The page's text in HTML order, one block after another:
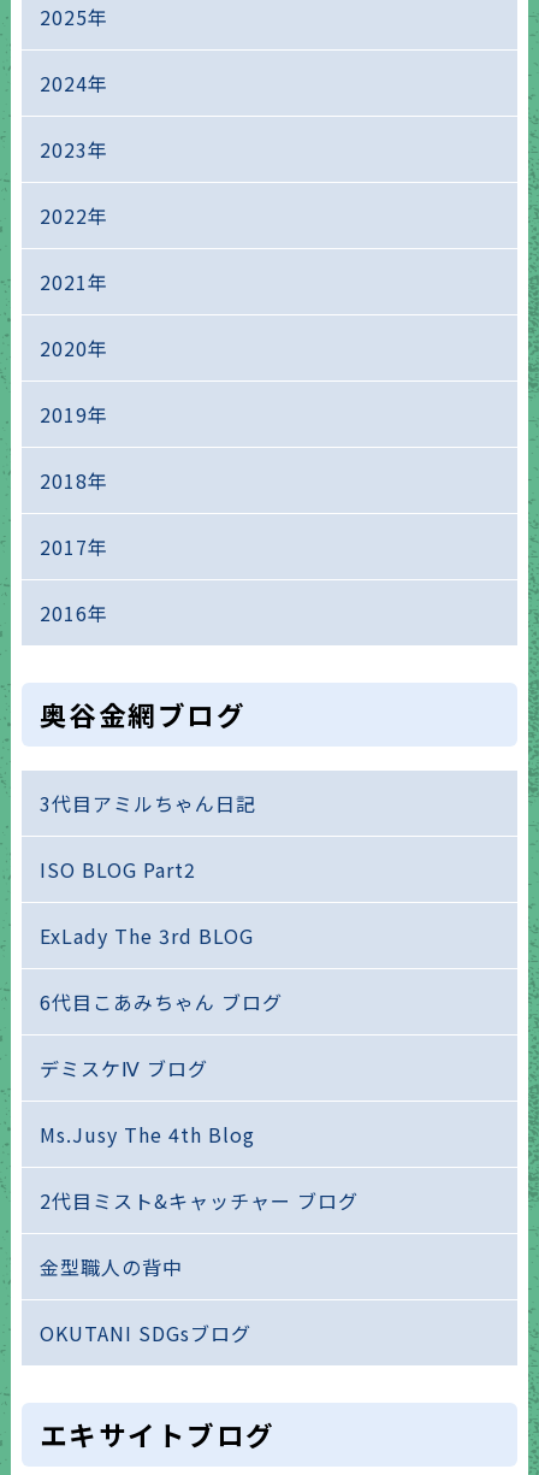
2025年
2024年
2023年
2022年
2021年
2020年
2019年
2018年
2017年
2016年
奥谷金網ブログ
3代目アミルちゃん日記
ISO BLOG Part2
ExLady The 3rd BLOG
6代目こあみちゃん ブログ
デミスケⅣ ブログ
Ms.Jusy The 4th Blog
2代目ミスト&キャッチャー ブログ
金型職人の背中
OKUTANI SDGsブログ
エキサイトブログ